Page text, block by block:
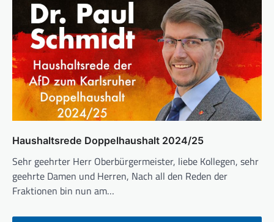
Haushaltsrede Doppelhaushalt 2024/25
Sehr geehrter Herr Oberbürgermeister, liebe Kollegen, sehr
geehrte Damen und Herren, Nach all den Reden der
Fraktionen bin nun am…